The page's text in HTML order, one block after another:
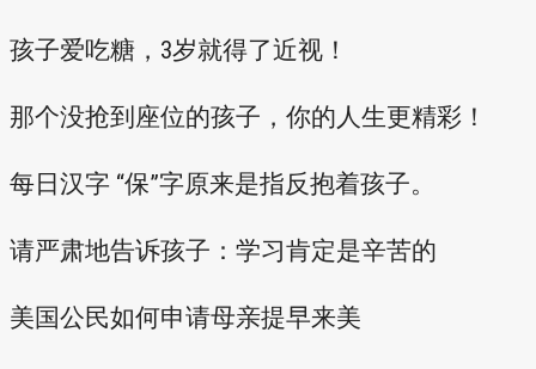
孩子爱吃糖，3岁就得了近视！
那个没抢到座位的孩子，你的人生更精彩！
每日汉字 “保”字原来是指反抱着孩子。
请严肃地告诉孩子：学习肯定是辛苦的
美国公民如何申请母亲提早来美